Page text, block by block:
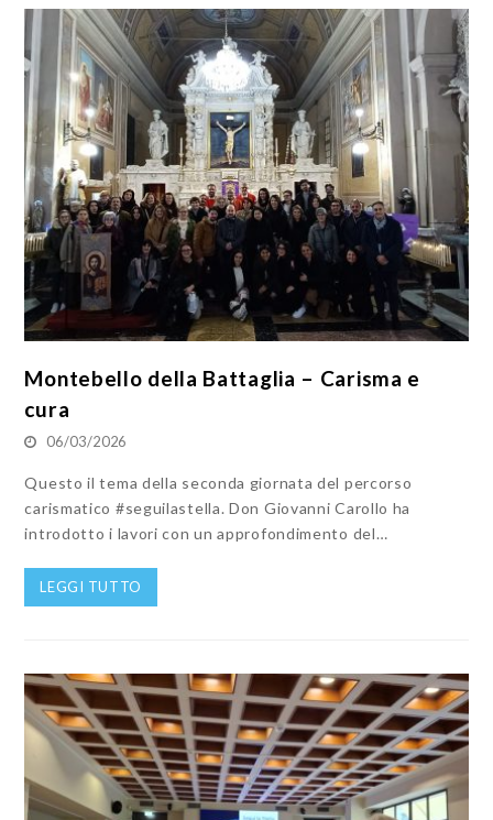
Montebello della Battaglia – Carisma e
cura
06/03/2026
Questo il tema della seconda giornata del percorso
carismatico #seguilastella. Don Giovanni Carollo ha
introdotto i lavori con un approfondimento del…
LEGGI TUTTO